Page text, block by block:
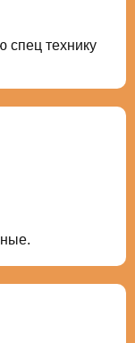
спец технику